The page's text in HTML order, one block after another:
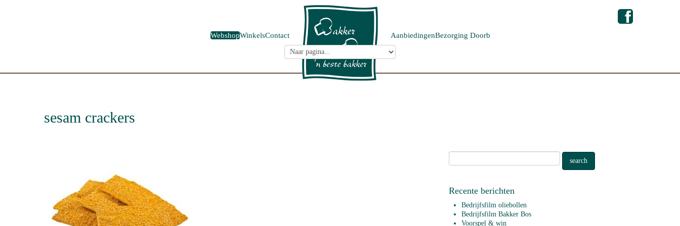
WebshopWinkelsContact AanbiedingenBezorging Doorb
sesam crackers
Recente berichten
Bedrijfsfilm oliebollen
Bedrijfsfilm Bakker Bos
Voorspel & win